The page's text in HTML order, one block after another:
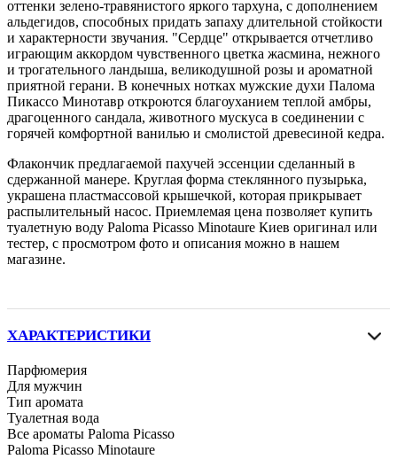
оттенки зелено-травянистого яркого тархуна, с дополнением
альдегидов, способных придать запаху длительной стойкости
и характерности звучания. "Сердце" открывается отчетливо
играющим аккордом чувственного цветка жасмина, нежного
и трогательного ландыша, великодушной розы и ароматной
приятной герани. В конечных нотках мужские духи Палома
Пикассо Минотавр откроются благоуханием теплой амбры,
драгоценного сандала, животного мускуса в соединении с
горячей комфортной ванилью и смолистой древесиной кедра.
Флакончик предлагаемой пахучей эссенции сделанный в
сдержанной манере. Круглая форма стеклянного пузырька,
украшена пластмассовой крышечкой, которая прикрывает
распылительный насос. Приемлемая цена позволяет купить
туалетную воду Paloma Picasso Minotaure Киев оригинал или
тестер, с просмотром фото и описания можно в нашем
магазине.
ХАРАКТЕРИСТИКИ
Парфюмерия
Для мужчин
Тип аромата
Туалетная вода
Все ароматы Paloma Picasso
Paloma Picasso Minotaure